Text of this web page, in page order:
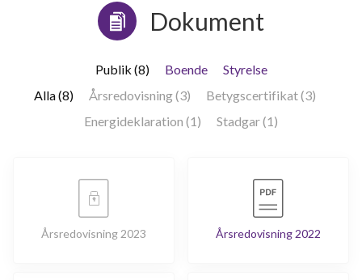
Dokument
Publik (8) Boende
Styrelse
Alla (8)
Årsredovisning (3)
Betygscertifikat (3)
Energideklaration (1)
Stadgar (1)
Årsredovisning 2023 Årsredovisning 2022